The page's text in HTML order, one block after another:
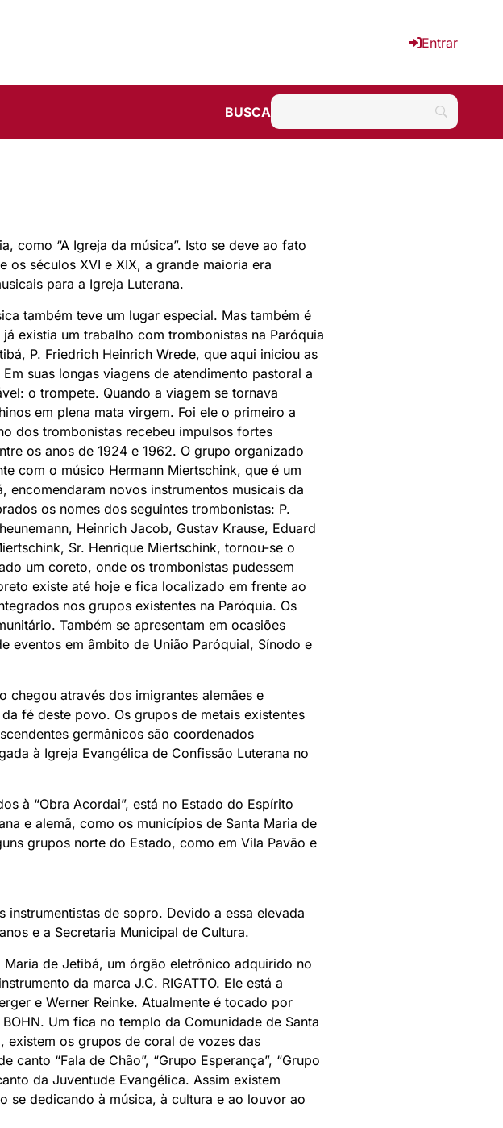
Entrar
BUSCA
como “A Igreja da música”. Isto se deve ao fato
os séculos XVI e XIX, a grande maioria era
para a Igreja Luterana.
também teve um lugar especial. Mas também é
existia um trabalho com trombonistas na Paróquia
P. Friedrich Heinrich Wrede, que aqui iniciou as
suas longas viagens de atendimento pastoral a
o trompete. Quando a viagem se tornava
em plena mata virgem. Foi ele o primeiro a
dos trombonistas recebeu impulsos fortes
os anos de 1924 e 1962. O grupo organizado
com o músico Hermann Miertschink, que é um
encomendaram novos instrumentos musicais da
os nomes dos seguintes trombonistas: P.
Heinrich Jacob, Gustav Krause, Eduard
Sr. Henrique Miertschink, tornou-se o
um coreto, onde os trombonistas pudessem
existe até hoje e fica localizado em frente ao
nos grupos existentes na Paróquia. Os
Também se apresentam em ocasiões
eventos em âmbito de União Paróquial, Sínodo e
chegou através dos imigrantes alemães e
fé deste povo. Os grupos de metais existentes
germânicos são coordenados
à Igreja Evangélica de Confissão Luterana no
à “Obra Acordai”, está no Estado do Espírito
e alemã, como os municípios de Santa Maria de
grupos norte do Estado, como em Vila Pavão e
de sopro. Devido a essa elevada
e a Secretaria Municipal de Cultura.
de Jetibá, um órgão eletrônico adquirido no
da marca J.C. RIGATTO. Ele está a
e Werner Reinke. Atualmente é tocado por
Um fica no templo da Comunidade de Santa
existem os grupos de coral de vozes das
“Fala de Chão”, “Grupo Esperança”, “Grupo
da Juventude Evangélica. Assim existem
se dedicando à música, à cultura e ao louvor ao